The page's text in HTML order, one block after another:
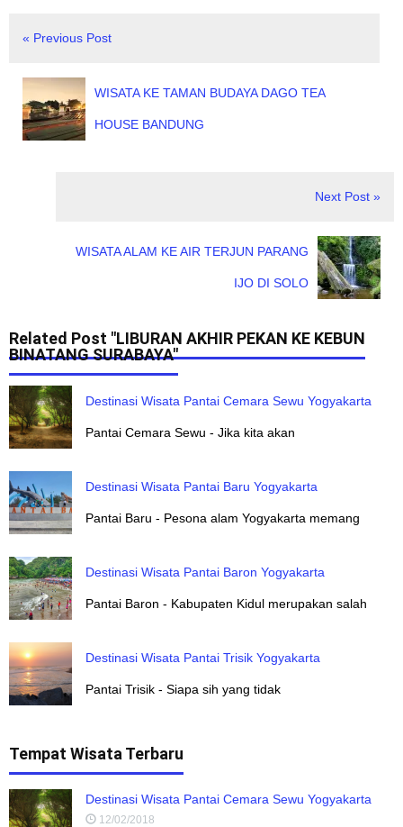
« Previous Post
WISATA KE TAMAN BUDAYA DAGO TEA
HOUSE BANDUNG
Next Post »
WISATA ALAM KE AIR TERJUN PARANG
IJO DI SOLO
Related Post "LIBURAN AKHIR PEKAN KE KEBUN
BINATANG SURABAYA"
Destinasi Wisata Pantai Cemara Sewu Yogyakarta
Pantai Cemara Sewu - Jika kita akan
Destinasi Wisata Pantai Baru Yogyakarta
Pantai Baru - Pesona alam Yogyakarta memang
Destinasi Wisata Pantai Baron Yogyakarta
Pantai Baron - Kabupaten Kidul merupakan salah
Destinasi Wisata Pantai Trisik Yogyakarta
Pantai Trisik - Siapa sih yang tidak
Tempat Wisata Terbaru
Destinasi Wisata Pantai Cemara Sewu Yogyakarta
12/02/2018